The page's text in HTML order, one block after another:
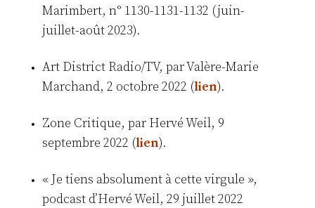
Marimbert, n° 1130-1131-1132 (juin-
juillet-août 2023).
Art District Radio/TV, par Valère-Marie
Marchand, 2 octobre 2022 (lien).
Zone Critique, par Hervé Weil, 9
septembre 2022 (lien).
« Je tiens absolument à cette virgule »,
podcast d’Hervé Weil, 29 juillet 2022